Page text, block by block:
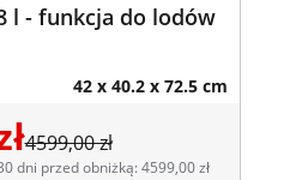
l - funkcja do lodów
42 x 40.2 x 72.5 cm
4599,00 zł
dni przed obniżką: 4599,00 zł